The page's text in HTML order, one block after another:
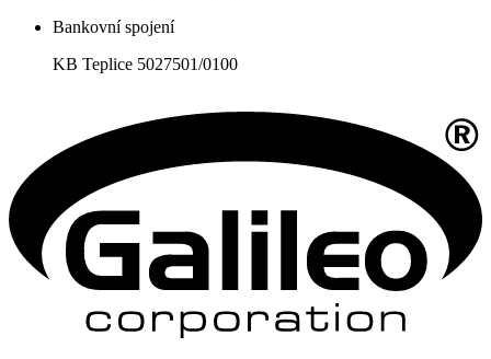
Bankovní spojení
KB Teplice 5027501/0100